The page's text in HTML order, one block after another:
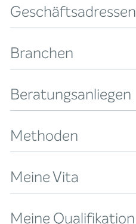
Geschäftsadressen
Branchen
Beratungsanliegen
Methoden
Meine Vita
Meine Qualifikation